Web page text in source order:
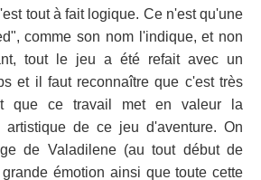
tout à fait logique. Ce n'est qu'une
comme son nom l'indique, et non
tout le jeu a été refait avec un
et il faut reconnaître que c'est très
que ce travail met en valeur la
artistique de ce jeu d'aventure. On
de Valadilene (au tout début de
émotion ainsi que toute cette